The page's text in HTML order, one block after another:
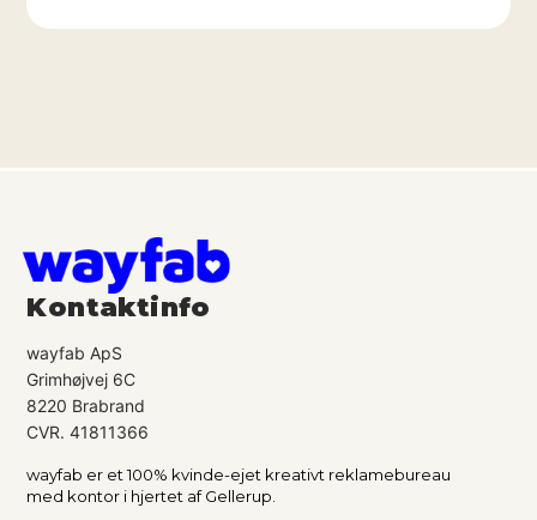
a
v
e
:
Kontaktinfo
wayfab ApS
Grimhøjvej 6C
8220 Brabrand
CVR. 41811366
wayfab er et 100% kvinde-ejet kreativt reklamebureau
med kontor i hjertet af Gellerup.